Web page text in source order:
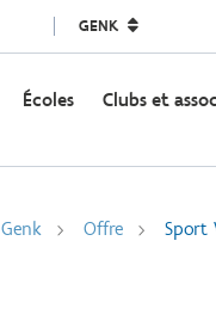
GENK
Écoles Clubs et
Genk Offre Sport